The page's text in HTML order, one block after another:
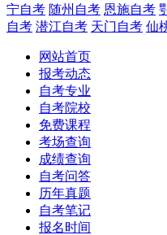
宁自考 随州自考 恩施自考
自考 潜江自考 天门自考 仙
网站首页
报考动态
自考专业
自考院校
免费课程
考场查询
成绩查询
自考问答
历年真题
自考笔记
报名时间